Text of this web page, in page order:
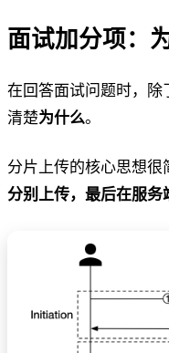
面试加分项：
在回答面试问题时，除
清楚为什么。
分片上传的核心思想很
分别上传，最后在服务